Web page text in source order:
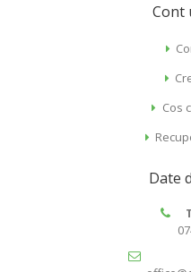
Cont
Cos
Date